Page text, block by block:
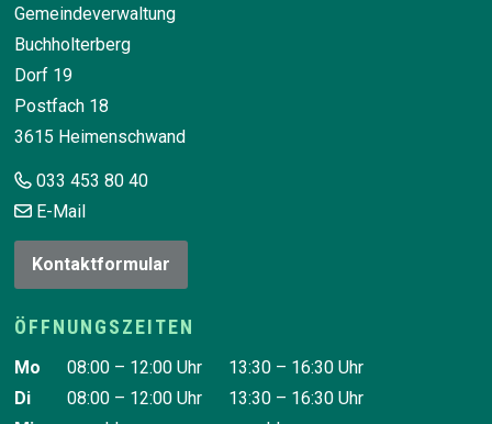
Gemeindeverwaltung
Buchholterberg
Dorf 19
Postfach 18
3615 Heimenschwand
033 453 80 40
E-Mail
Kontaktformular
ÖFFNUNGSZEITEN
Wochentag Vormittag Nachmittag
Mo 08:00 – 12:00 Uhr
13:30 – 16:30 Uhr
Di
08:00 – 12:00 Uhr
13:30 – 16:30 Uhr